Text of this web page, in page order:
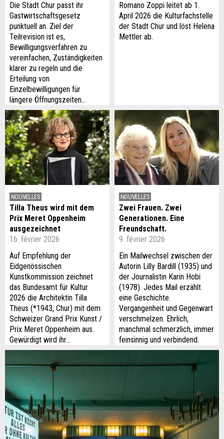
Die Stadt Chur passt ihr
Gastwirtschaftsgesetz
punktuell an. Ziel der
Teilrevision ist es,
Bewilligungsverfahren zu
vereinfachen, Zuständigkeiten
klarer zu regeln und die
Erteilung von
Einzelbewilligungen für
längere Öffnungszeiten…
Romano Zoppi leitet ab 1.
April 2026 die Kulturfachstelle
der Stadt Chur und löst Helena
Mettler ab.
NOUVELLES
Tilla Theus wird mit dem
Prix Meret Oppenheim
ausgezeichnet
16. février 2026
Auf Empfehlung der
Eidgenössischen
Kunstkommission zeichnet
das Bundesamt für Kultur
2026 die Architektin Tilla
Theus (*1943, Chur) mit dem
Schweizer Grand Prix Kunst /
Prix Meret Oppenheim aus.
Gewürdigt wird ihr…
NOUVELLES
Zwei Frauen. Zwei
Generationen. Eine
Freundschaft.
9. février 2026
Ein Mailwechsel zwischen der
Autorin Lilly Bardill (1935) und
der Journalistin Karin Hobi
(1978). Jedes Mail erzählt
eine Geschichte.
Vergangenheit und Gegenwart
verschmelzen. Ehrlich,
manchmal schmerzlich, immer
feinsinnig und verbindend.